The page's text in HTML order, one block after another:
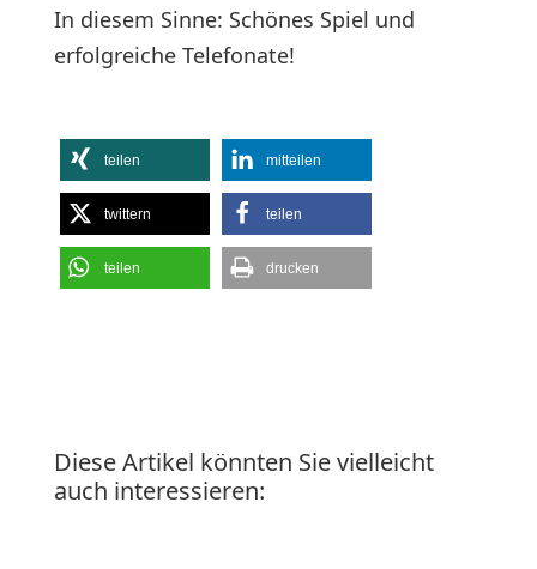
In diesem Sinne: Schönes Spiel und
erfolgreiche Telefonate!
teilen mitteilen
twittern teilen
teilen drucken
Diese Artikel könnten Sie vielleicht
auch interessieren: